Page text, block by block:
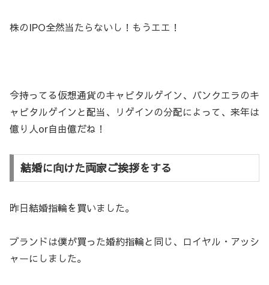
株のIPO全然当たらないし！もうエエ！
今持ってる仮想通貨のキャピタルゲイン、バンクエラのキ
ャピタルゲインと配当、リゲインの分配によって、来年は
億り人or自由億だね！
結婚に向けた両家ご挨拶をする
昨日結婚指輪を買いました。
ブランドは僕が買った婚約指輪と同じ、ロイヤル・アッシ
ャーにしました。